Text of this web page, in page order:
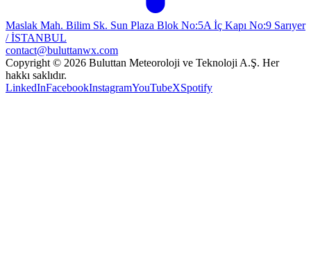
Maslak Mah. Bilim Sk. Sun Plaza Blok No:5A İç Kapı No:9 Sarıyer
/ İSTANBUL
contact@buluttanwx.com
Copyright © 2026 Buluttan Meteoroloji ve Teknoloji A.Ş. Her
hakkı saklıdır.
LinkedInFacebookInstagramYouTubeXSpotify